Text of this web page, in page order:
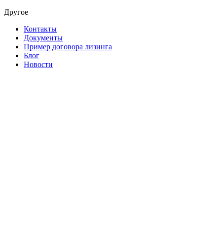
Другое
Контакты
Документы
Пример договора лизинга
Блог
Новости